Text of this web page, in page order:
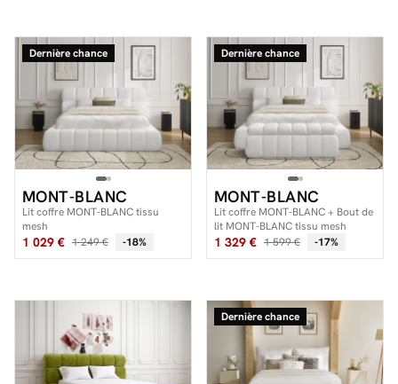
Dernière chance
MONT-BLANC
Lit coffre MONT-BLANC tissu
mesh
1 029 € 1 249 € -18%
Dernière chance
MONT-BLANC
Lit coffre MONT-BLANC + Bout de
lit MONT-BLANC tissu mesh
1 329 € 1 599 € -17%
Dernière chance